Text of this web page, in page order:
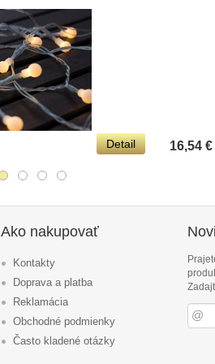
Detail 16,54 €
Ako nakupovať
Kontakty
Doprava a platba
Reklamácia
Obchodné podmienky
Často kladené otázky